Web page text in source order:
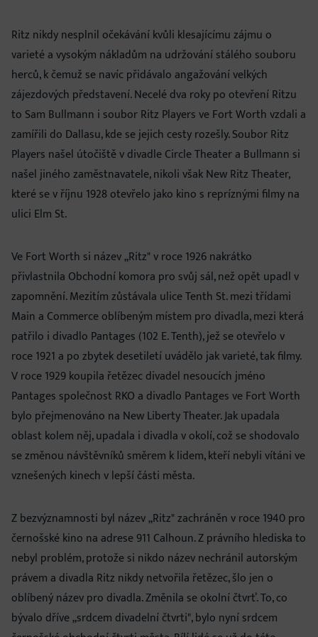
Ritz nikdy nesplnil očekávání kvůli klesajícímu zájmu o
varieté a vysokým nákladům na udržování stálého souboru
herců, k čemuž se navíc přidávalo angažování velkých
zájezdových představení. Necelé dva roky po otevření Ritzu
to Sam Bullmann i soubor Ritz Players ve Fort Worth vzdali a
zamířili do Dallasu, kde se jejich cesty rozešly. Soubor Ritz
Players našel útočiště v divadle Circle Theater a Bullmann si
našel jiného zaměstnavatele, nikoli však New Ritz Theater,
které se v říjnu 1928 otevřelo jako kino s repríznými filmy na
ulici Elm St.
Ve Fort Worth si název „Ritz" v roce 1926 nakrátko
přivlastnila Obchodní komora pro svůj sál, než opět upadl v
zapomnění. Mezitím zůstávala ulice Tenth St. mezi třídami
Main a Commerce oblíbeným místem pro divadla, mezi která
patřilo i divadlo Pantages (102 E. Tenth), jež se otevřelo v
roce 1921 a po zbytek desetiletí uvádělo jak varieté, tak filmy.
V roce 1929 koupila řetězec divadel nesoucích jméno
Pantages společnost RKO a divadlo Pantages ve Fort Worth
bylo přejmenováno na New Liberty Theater. Jak upadala
oblast kolem něj, upadala i divadla v okolí, což se shodovalo
se změnou návštěvníků směrem k lidem, kteří nebyli vítáni ve
vznešených kinech v lepší části města.
Z bezvýznamnosti byl název „Ritz" zachráněn v roce 1940 pro
černošské kino na adrese 911 Calhoun. Z právního hlediska to
nebyl problém, protože si nikdo název nechránil autorským
právem a divadla Ritz nikdy netvořila řetězec, šlo jen o
oblíbený název pro divadla. Změnila se okolní čtvrť. To, co
bývalo dříve „srdcem divadelní čtvrti", bylo nyní srdcem